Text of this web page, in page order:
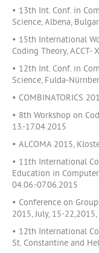
• 13th Int. Conf. in
Science, Albena,
• 15th International
Coding Theory, ACCT-
• 12th Int. Conf. in
Science, Fulda-
• COMBINATORICS
• 8th Workshop on
13.-17.04.2015
• ALCOMA 2015,
• 11th International
Education in
04.06.-07.06.2015
• Conference on
2015, July, 15-
• 12th International
St. Constantine and